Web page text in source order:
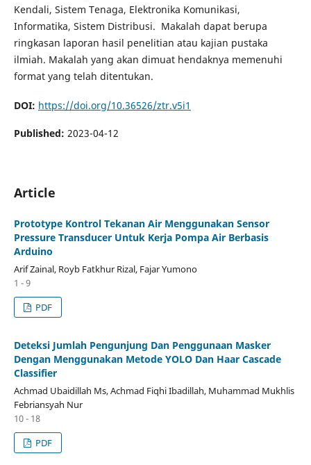
Kendali, Sistem Tenaga, Elektronika Komunikasi,
Informatika, Sistem Distribusi. Makalah dapat berupa
ringkasan laporan hasil penelitian atau kajian pustaka
ilmiah. Makalah yang akan dimuat hendaknya memenuhi
format yang telah ditentukan.
DOI: https://doi.org/10.36526/ztr.v5i1
Published: 2023-04-12
Article
Prototype Kontrol Tekanan Air Menggunakan Sensor
Pressure Transducer Untuk Kerja Pompa Air Berbasis
Arduino
Arif Zainal, Royb Fatkhur Rizal, Fajar Yumono
1 - 9
PDF
Deteksi Jumlah Pengunjung Dan Penggunaan Masker
Dengan Menggunakan Metode YOLO Dan Haar Cascade
Classifier
Achmad Ubaidillah Ms, Achmad Fiqhi Ibadillah, Muhammad Mukhlis
Febriansyah Nur
10 - 18
PDF